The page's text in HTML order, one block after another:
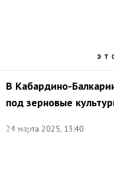
В Кабардино-
под зерновые
24 марта 2025, 13:40
Алексей